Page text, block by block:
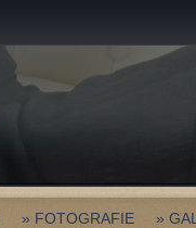
» FOTOGRAFIE »